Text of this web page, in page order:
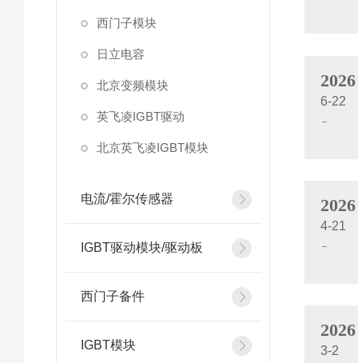
西门子模块
日立电容
北京变频模块
英飞凌IGBT驱动
北京英飞凌IGBT模块
电流/霍尔传感器
IGBT驱动模块/驱动板
西门子备件
IGBT模块
2026
6-22
2026
4-21
2026
3-2